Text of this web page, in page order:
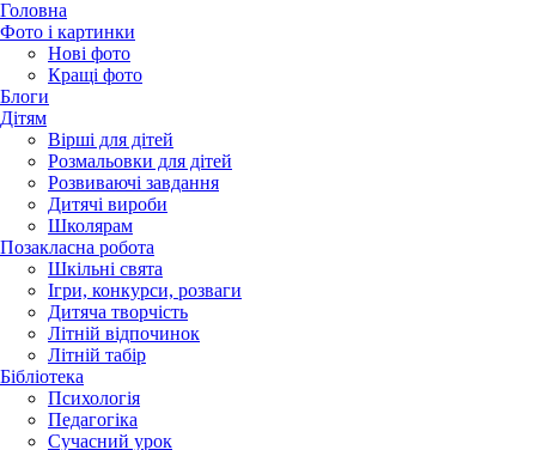
Головна
Фото і картинки
Нові фото
Кращі фото
Блоги
Дітям
Вірші для дітей
Розмальовки для дітей
Розвиваючі завдання
Дитячі вироби
Школярам
Позакласна робота
Шкільні свята
Ігри, конкурси, розваги
Дитяча творчість
Літній відпочинок
Літній табір
Бібліотека
Психологія
Педагогіка
Сучасний урок